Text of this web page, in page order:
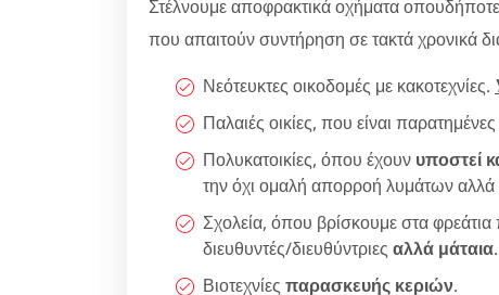
Στέλνουμε αποφρακτικά οχήματα οπουδήποτε
που απαιτούν συντήρηση σε τακτά χρονικά
Νεότευκτες οικοδομές με κακοτεχνίες.
Παλαιές οικίες, που είναι
Πολυκατοικίες, όπου έχουν υποστεί
την όχι ομαλή απορροή λυμάτων
Σχολεία, όπου βρίσκουμε στα φρεάτια
διευθυντές/διευθύντριες αλλά μάταια.
Βιοτεχνίες παρασκευής κεριών.